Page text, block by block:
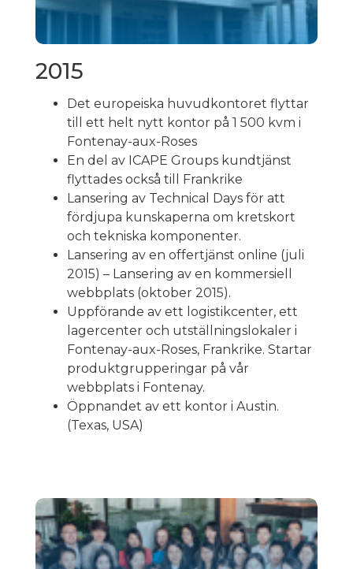
2015
Det europeiska huvudkontoret flyttar
till ett helt nytt kontor på 1 500 kvm i
Fontenay-aux-Roses
En del av ICAPE Groups kundtjänst
flyttades också till Frankrike
Lansering av Technical Days för att
fördjupa kunskaperna om kretskort
och tekniska komponenter.
Lansering av en offertjänst online (juli
2015) – Lansering av en kommersiell
webbplats (oktober 2015).
Uppförande av ett logistikcenter, ett
lagercenter och utställningslokaler i
Fontenay-aux-Roses, Frankrike. Startar
produktgrupperingar på vår
webbplats i Fontenay.
Öppnandet av ett kontor i Austin.
(Texas, USA)